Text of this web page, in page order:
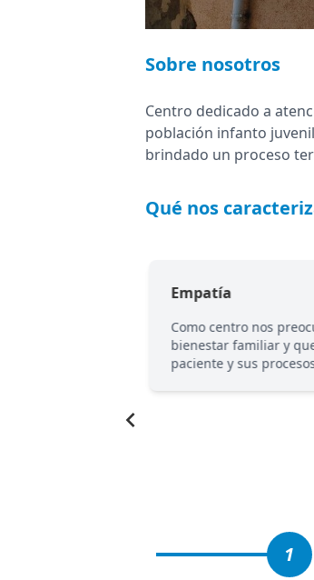
Sobre nosotros
Centro dedicado a
población infanto
brindado un proceso
Qué nos
Empatía
Como centro nos
bienestar familiar y
paciente y sus
1